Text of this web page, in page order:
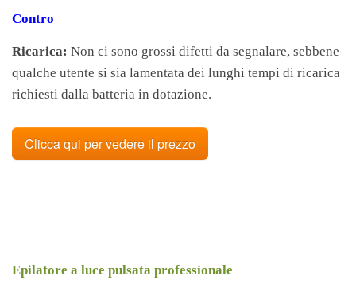
Contro
Ricarica: Non ci sono grossi difetti da segnalare, sebbene
qualche utente si sia lamentata dei lunghi tempi di ricarica
richiesti dalla batteria in dotazione.
Clicca qui per vedere il prezzo
Epilatore a luce pulsata professionale